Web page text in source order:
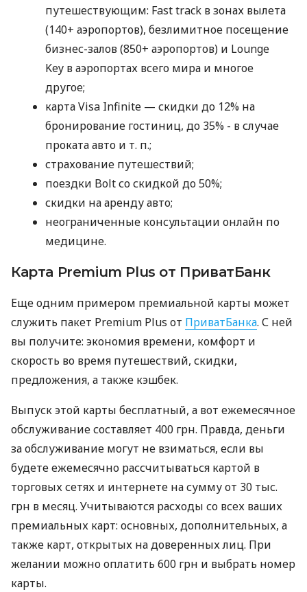
путешествующим: Fast track в зонах вылета
(140+ аэропортов), безлимитное посещение
бизнес-залов (850+ аэропортов) и Lounge
Key в аэропортах всего мира и многое
другое;
карта Visa Infinite — скидки до 12% на
бронирование гостиниц, до 35% - в случае
проката авто и т. п.;
страхование путешествий;
поездки Bolt со скидкой до 50%;
скидки на аренду авто;
неограниченные консультации онлайн по
медицине.
Карта Premium Plus от ПриватБанк
Еще одним примером премиальной карты может
служить пакет Premium Plus от ПриватБанка. С ней
вы получите: экономия времени, комфорт и
скорость во время путешествий, скидки,
предложения, а также кэшбек.
Выпуск этой карты бесплатный, а вот ежемесячное
обслуживание составляет 400 грн. Правда, деньги
за обслуживание могут не взиматься, если вы
будете ежемесячно рассчитываться картой в
торговых сетях и интернете на сумму от 30 тыс.
грн в месяц. Учитываются расходы со всех ваших
премиальных карт: основных, дополнительных, а
также карт, открытых на доверенных лиц. При
желании можно оплатить 600 грн и выбрать номер
карты.